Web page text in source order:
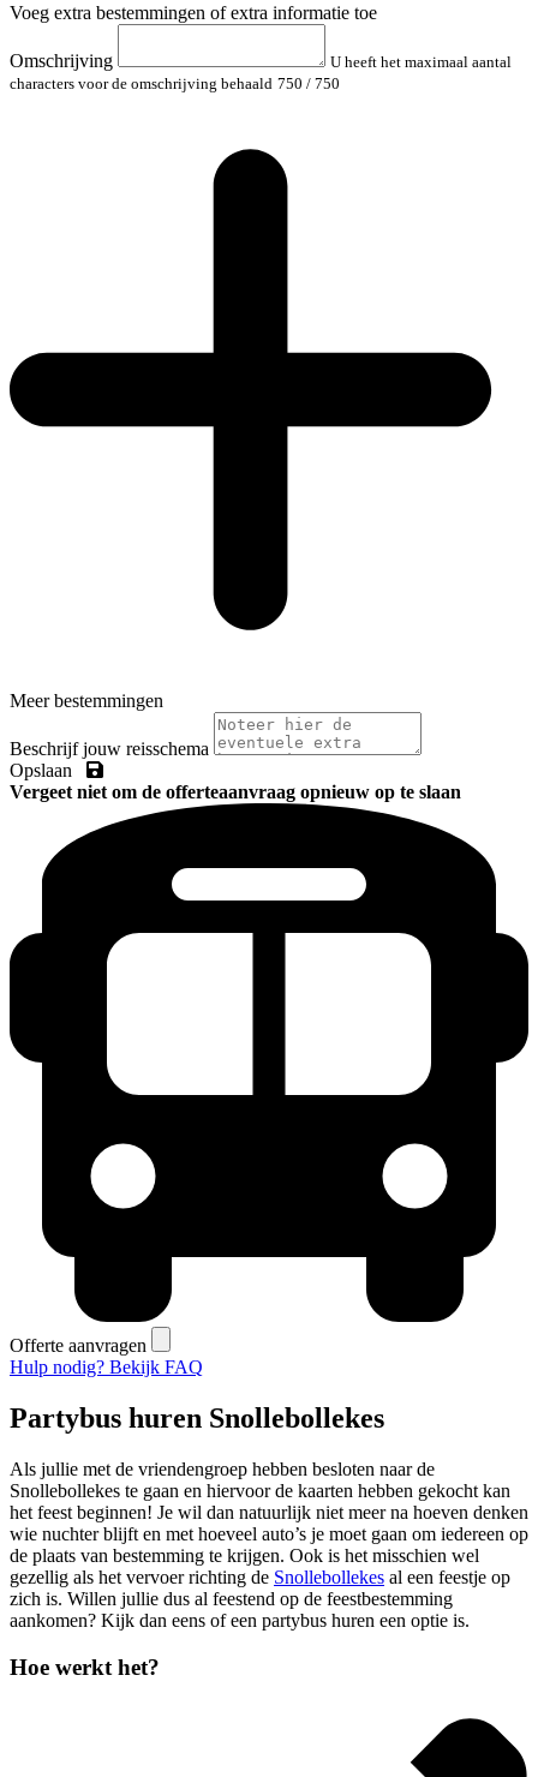
Voeg extra bestemmingen of extra informatie toe
Omschrijving
U heeft het maximaal aantal
characters voor de omschrijving behaald 750 / 750
Meer bestemmingen
Beschrijf jouw reisschema
Opslaan
Vergeet niet om de offerteaanvraag opnieuw op te slaan
Offerte aanvragen
Hulp nodig? Bekijk FAQ
Partybus huren Snollebollekes
Als jullie met de vriendengroep hebben besloten naar de
Snollebollekes te gaan en hiervoor de kaarten hebben gekocht kan
het feest beginnen! Je wil dan natuurlijk niet meer na hoeven denken
wie nuchter blijft en met hoeveel auto’s je moet gaan om iedereen op
de plaats van bestemming te krijgen. Ook is het misschien wel
gezellig als het vervoer richting de Snollebollekes al een feestje op
zich is. Willen jullie dus al feestend op de feestbestemming
aankomen? Kijk dan eens of een partybus huren een optie is.
Hoe werkt het?